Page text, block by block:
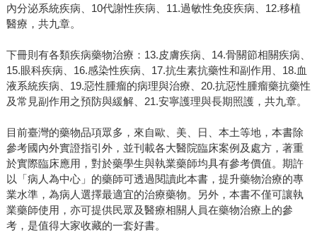
內分泌系統疾病、10代謝性疾病、11.過敏性免疫疾病、12.移植
醫療，共九章。
下冊則有各類疾病藥物治療：13.皮膚疾病、14.骨關節相關疾病、
15.眼科疾病、16.感染性疾病、17.抗生素抗藥性和副作用、18.血
液系統疾病、19.惡性腫瘤的病理與治療、20.抗惡性腫瘤藥抗藥性
及常見副作用之預防與緩解、21.安寧護理與長期照護，共九章。
目前臺灣的藥物品項眾多，來自歐、美、日、本土等地，本書除
參考國內外實證指引外，並刊載各大醫院臨床案例及處方，著重
於實際臨床應用，對於藥學生與執業藥師均具有參考價值。期許
以「病人為中心」的藥師可透過閱讀此本書，提升藥物治療的專
業水準，為病人選擇最適宜的治療藥物。另外，本書不僅可讓執
業藥師使用，亦可提供民眾及醫療相關人員在藥物治療上的參
考，是值得大家收藏的一套好書。